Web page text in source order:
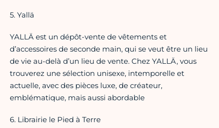
5. Yallä
YALLÄ est un dépôt-vente de vêtements et
d’accessoires de seconde main, qui se veut être un lieu
de vie au-delà d’un lieu de vente. Chez YALLÄ, vous
trouverez une sélection unisexe, intemporelle et
actuelle, avec des pièces luxe, de créateur,
emblématique, mais aussi abordable
6. Librairie le Pied à Terre